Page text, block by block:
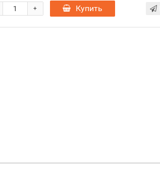
+ Купить